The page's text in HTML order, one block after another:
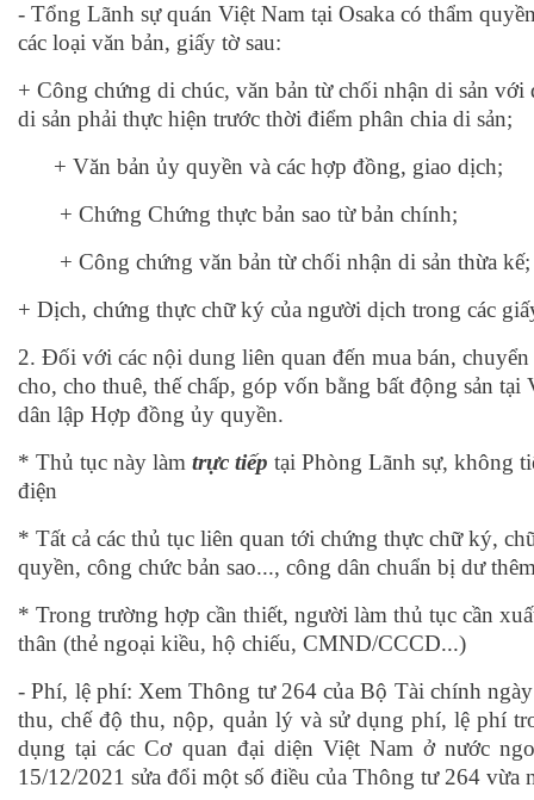
- Tổng Lãnh sự quán Việt Nam tại Osaka có thẩm
các loại văn bản, giấy tờ sau:
+ Công chứng di chúc, văn bản từ chối nhận di sản
di sản phải thực hiện trước thời điểm phân chia di sản;
+ Văn bản ủy quyền và các hợp đồng, giao dịch;
+ Chứng Chứng thực bản sao từ bản chính;
+ Công chứng văn bản từ chối nhận di sản thừa kế;
+ Dịch, chứng thực chữ ký của người dịch trong các
2. Đối với các nội dung liên quan đến mua bán,
cho, cho thuê, thế chấp, góp vốn bằng bất động sản tại
dân lập Hợp đồng ủy quyền.
* Thủ tục này làm trực tiếp tại Phòng Lãnh sự, không
điện
* Tất cả các thủ tục liên quan tới chứng thực chữ ký,
quyền, công chức bản sao..., công dân chuẩn bị dư
* Trong trường hợp cần thiết, người làm thủ tục cần
thân (thẻ ngoại kiều, hộ chiếu, CMND/CCCD...)
- Phí, lệ phí: Xem Thông tư 264 của Bộ Tài chính
thu, chế độ thu, nộp, quản lý và sử dụng phí, lệ phí
dụng tại các Cơ quan đại diện Việt Nam ở nước
15/12/2021 sửa đổi một số điều của Thông tư 264 vừa